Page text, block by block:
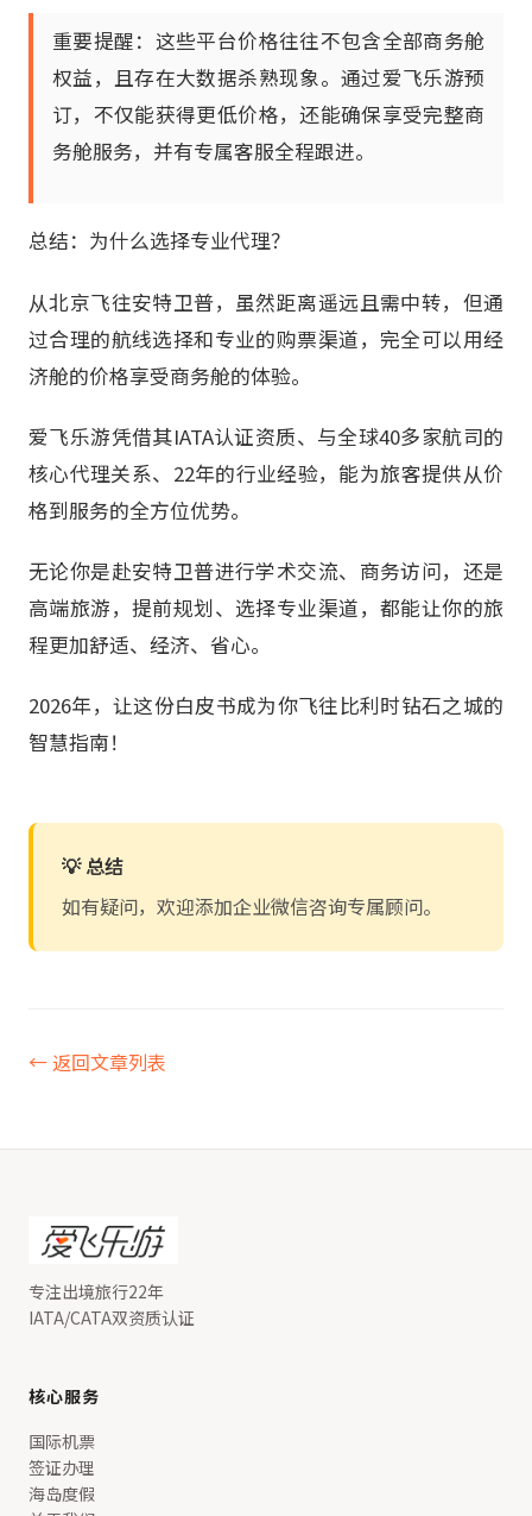
重要提醒：这些平台价格往往不包含全部商务舱
权益，且存在大数据杀熟现象。通过爱飞乐游预
订，不仅能获得更低价格，还能确保享受完整商
务舱服务，并有专属客服全程跟进。
总结：为什么选择专业代理？
从北京飞往安特卫普，虽然距离遥远且需中转，但通
过合理的航线选择和专业的购票渠道，完全可以用经
济舱的价格享受商务舱的体验。
爱飞乐游凭借其IATA认证资质、与全球40多家航司的
核心代理关系、22年的行业经验，能为旅客提供从价
格到服务的全方位优势。
无论你是赴安特卫普进行学术交流、商务访问，还是
高端旅游，提前规划、选择专业渠道，都能让你的旅
程更加舒适、经济、省心。
2026年，让这份白皮书成为你飞往比利时钻石之城的
智慧指南！
💡 总结
如有疑问，欢迎添加企业微信咨询专属顾问。
← 返回文章列表
专注出境旅行22年
IATA/CATA双资质认证
核心服务
国际机票
签证办理
海岛度假